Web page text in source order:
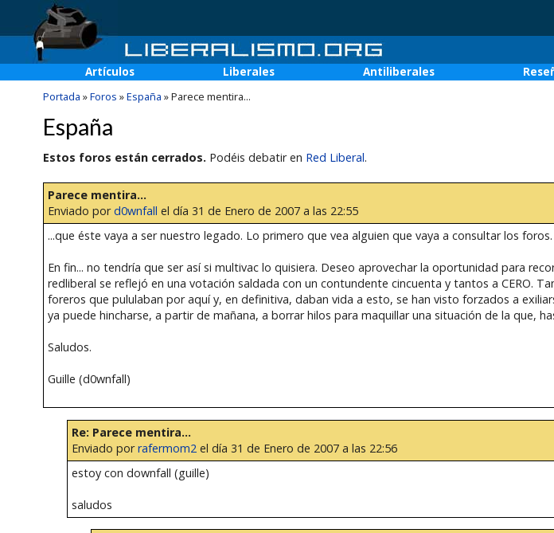
Artículos Liberales Antiliberales
Portada »Foros »España »Parece mentira...
España
Estos foros están cerrados. Podéis debatir en Red Liberal.
Parece mentira...
Enviado pord0wnfall el día 31 de Enero de 2007 a las 22:55
...que éste vaya a ser nuestro legado. Lo primero que vea alguien que vaya a consultar los foros.
En fin... no tendría que ser así si multivac lo quisiera. Deseo aprovechar la oportunidad para
redliberal se reflejó en una votación saldada con un contundente cincuenta y tantos a CERO.
foreros que pululaban por aquí y, en definitiva, daban vida a esto, se han visto forzados a
ya puede hincharse, a partir de mañana, a borrar hilos para maquillar una situación de la que,
Saludos.
Guille (d0wnfall)
Re: Parece mentira...
Enviado porrafermom2 el día 31 de Enero de 2007 a las 22:56
estoy con downfall (guille)
saludos